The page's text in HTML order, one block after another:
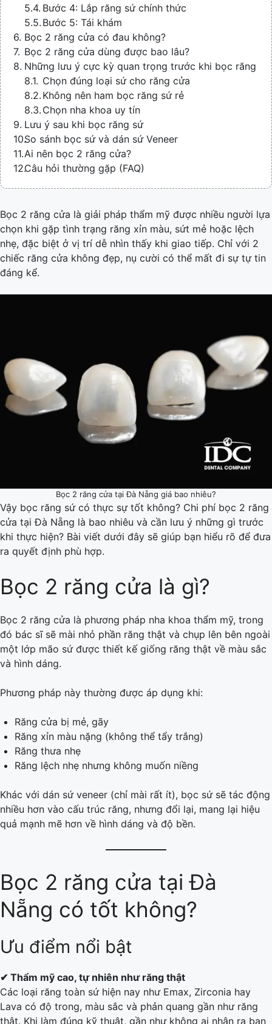
Bước 4: Lắp răng sứ chính thức
Bước 5: Tái khám
Bọc 2 răng cửa có đau không?
Bọc 2 răng cửa dùng được bao lâu?
Những lưu ý cực kỳ quan trọng trước khi bọc răng
Chọn đúng loại sứ cho răng cửa
Không nên ham bọc răng sứ rẻ
Chọn nha khoa uy tín
Lưu ý sau khi bọc răng sứ
So sánh bọc sứ và dán sứ Veneer
Ai nên bọc 2 răng cửa?
Câu hỏi thường gặp (FAQ)
Bọc 2 răng cửa là giải pháp thẩm mỹ được nhiều người lựa
chọn khi gặp tình trạng răng xỉn màu, sứt mẻ hoặc lệch
nhẹ, đặc biệt ở vị trí dễ nhìn thấy khi giao tiếp. Chỉ với 2
chiếc răng cửa không đẹp, nụ cười có thể mất đi sự tự tin
đáng kể.
Bọc 2 răng cửa tại Đà Nẵng giá bao nhiêu?
Vậy bọc răng sứ có thực sự tốt không? Chi phí bọc 2 răng
cửa tại Đà Nẵng là bao nhiêu và cần lưu ý những gì trước
khi thực hiện? Bài viết dưới đây sẽ giúp bạn hiểu rõ để đưa
ra quyết định phù hợp.
Bọc 2 răng cửa là gì?
Bọc 2 răng cửa là phương pháp nha khoa thẩm mỹ, trong
đó bác sĩ sẽ mài nhỏ phần răng thật và chụp lên bên ngoài
một lớp mão sứ được thiết kế giống răng thật về màu sắc
và hình dáng.
Phương pháp này thường được áp dụng khi:
Răng cửa bị mẻ, gãy
Răng xỉn màu nặng (không thể tẩy trắng)
Răng thưa nhẹ
Răng lệch nhẹ nhưng không muốn niềng
Khác với dán sứ veneer (chỉ mài rất ít), bọc sứ sẽ tác động
nhiều hơn vào cấu trúc răng, nhưng đổi lại, mang lại hiệu
quả mạnh mẽ hơn về hình dáng và độ bền.
Bọc 2 răng cửa tại Đà
Nẵng có tốt không?
Ưu điểm nổi bật
✔ Thẩm mỹ cao, tự nhiên như răng thật
Các loại răng toàn sứ hiện nay như Emax, Zirconia hay
Lava có độ trong, màu sắc và phản quang gần như răng
thật. Khi làm đúng kỹ thuật, gần như không ai nhận ra bạn